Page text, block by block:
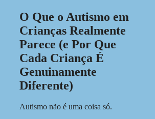
O Que o Autismo em
Crianças Realmente
Parece (e Por Que
Cada Criança É
Genuinamente
Diferente)
Autismo não é uma coisa só.